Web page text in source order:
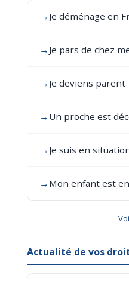
→ Je déménage en
→ Je pars de chez
→ Je deviens parent
→ Un proche est
→ Je suis en
→ Mon enfant est
Actualité de vos